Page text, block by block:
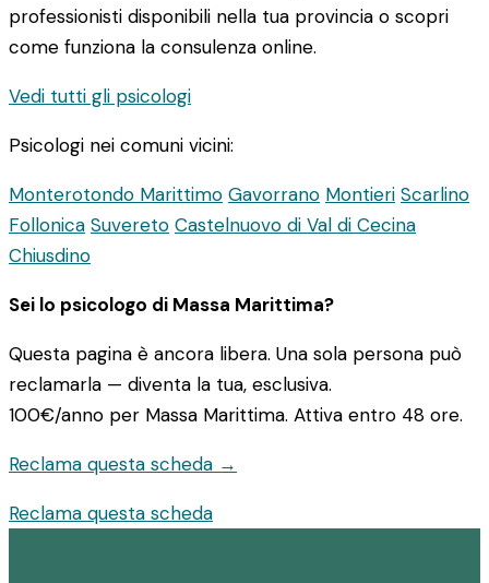
professionisti disponibili nella tua provincia o scopri
come funziona la consulenza online.
Vedi tutti gli psicologi
Psicologi nei comuni vicini:
Monterotondo Marittimo Gavorrano Montieri Scarlino
Follonica Suvereto Castelnuovo di Val di Cecina
Chiusdino
Sei lo psicologo di Massa Marittima?
Questa pagina è ancora libera. Una sola persona può
reclamarla — diventa la tua, esclusiva.
100€/anno per Massa Marittima. Attiva entro 48 ore.
Reclama questa scheda →
Reclama questa scheda